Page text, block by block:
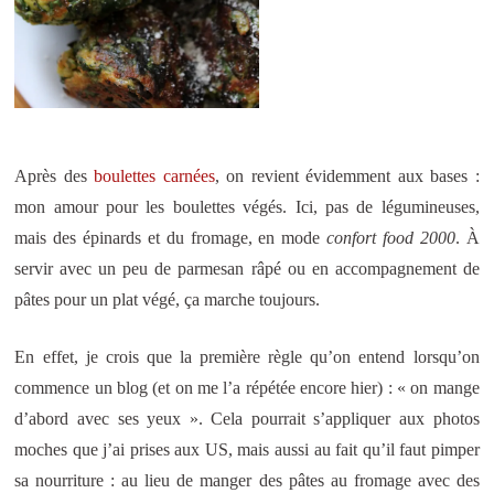
Après desboulettes carnées, on revient évidemment aux bases :
mon amour pour les boulettes végés. Ici, pas de légumineuses,
mais des épinards et du fromage, en modeconfort food 2000. À
servir avec un peu de parmesan râpé ou en accompagnement de
pâtes pour un plat végé, ça marche toujours.
En effet, je crois que la première règle qu’on entend lorsqu’on
commence un blog (et on me l’a répétée encore hier) : « on mange
d’abord avec ses yeux ». Cela pourrait s’appliquer aux photos
moches que j’ai prises aux US, mais aussi au fait qu’il faut pimper
sa nourriture : au lieu de manger des pâtes au fromage avec des